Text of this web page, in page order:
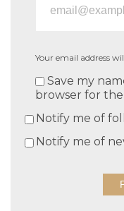
Your email address
Save my
browser for
Notify me of
Notify me of